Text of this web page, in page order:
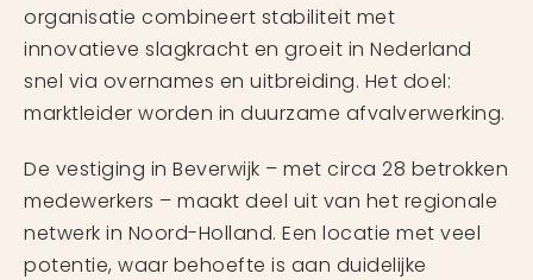
organisatie combineert stabiliteit met
innovatieve slagkracht en groeit in Nederland
snel via overnames en uitbreiding. Het doel:
marktleider worden in duurzame afvalverwerking.
De vestiging in Beverwijk – met circa 28 betrokken
medewerkers – maakt deel uit van het regionale
netwerk in Noord-Holland. Een locatie met veel
potentie, waar behoefte is aan duidelijke